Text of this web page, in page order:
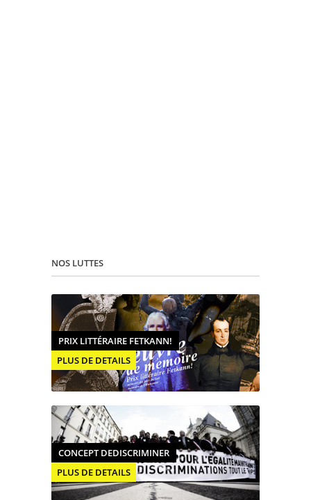
NOS LUTTES
PRIX LITTÉRAIRE FETKANN!
PLUS DE DETAILS
CONCEPT DEDISCRIMINER
PLUS DE DETAILS